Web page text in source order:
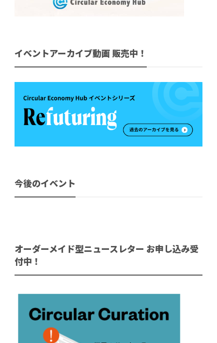
イベントアーカイブ動画 販売中！
今後のイベント
オーダーメイド型ニュースレター お申し込み受
付中！